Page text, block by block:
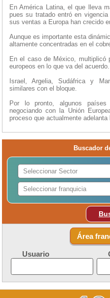
En América Latina, el que lleva
pues su tratado entró en
sus ventas a Europa han crecido
Aunque es importante esta
altamente concentradas en el
En el caso de México,
europeos en lo que va del acuerdo.
Israel, Argelia, Sudáfrica y
similares con el bloque.
Por lo pronto, algunos países
negociando con la Unión
proceso que actualmente
Buscador
Área
Usuario